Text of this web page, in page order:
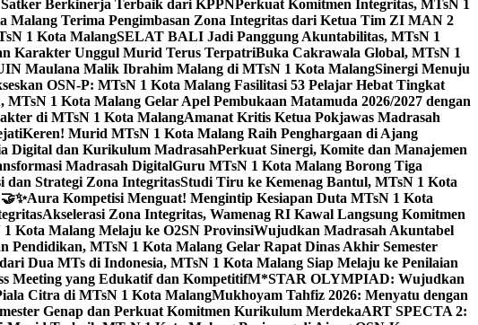
Berkinerja Terbaik dari KPPNPerkuat Komitmen Integritas, MTsN 1
Malang Terima Pengimbasan Zona Integritas dari Ketua Tim ZI MAN 2
1 Kota MalangSELAT BALI Jadi Panggung Akuntabilitas, MTsN 1
Karakter Unggul Murid Terus TerpatriBuka Cakrawala Global, MTsN 1
Maulana Malik Ibrahim Malang di MTsN 1 Kota MalangSinergi Menuju
OSN-P: MTsN 1 Kota Malang Fasilitasi 53 Pelajar Hebat Tingkat
1 Kota Malang Gelar Apel Pembukaan Matamuda 2026/2027 dengan
di MTsN 1 Kota MalangAmanat Kritis Ketua Pokjawas Madrasah
Keren! Murid MTsN 1 Kota Malang Raih Penghargaan di Ajang
Digital dan Kurikulum MadrasahPerkuat Sinergi, Komite dan Manajemen
Madrasah DigitalGuru MTsN 1 Kota Malang Borong Tiga
dan Strategi Zona IntegritasStudi Tiru ke Kemenag Bantul, MTsN 1 Kota
Aura Kompetisi Menguat! Mengintip Kesiapan Duta MTsN 1 Kota
Akselerasi Zona Integritas, Wamenag RI Kawal Langsung Komitmen
Kota Malang Melaju ke O2SN ProvinsiWujudkan Madrasah Akuntabel
Pendidikan, MTsN 1 Kota Malang Gelar Rapat Dinas Akhir Semester
Dua MTs di Indonesia, MTsN 1 Kota Malang Siap Melaju ke Penilaian
Meeting yang Edukatif dan KompetitifM*STAR OLYMPIAD: Wujudkan
Citra di MTsN 1 Kota MalangMukhoyam Tahfiz 2026: Menyatu dengan
Genap dan Perkuat Komitmen Kurikulum MerdekaART SPECTA 2: